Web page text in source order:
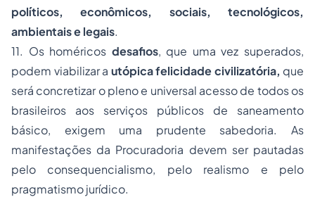
políticos, econômicos, sociais, tecnológicos,
ambientais e legais.
11. Os homéricos desafios, que uma vez superados,
podem viabilizar a utópica felicidade civilizatória, que
será concretizar o pleno e universal acesso de todos os
brasileiros aos serviços públicos de saneamento
básico, exigem uma prudente sabedoria. As
manifestações da Procuradoria devem ser pautadas
pelo consequencialismo, pelo realismo e pelo
pragmatismo jurídico.